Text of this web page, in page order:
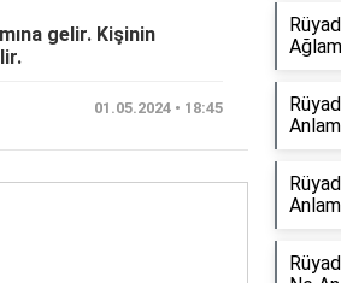
gelir. Kişinin
01.05.2024 • 18:45